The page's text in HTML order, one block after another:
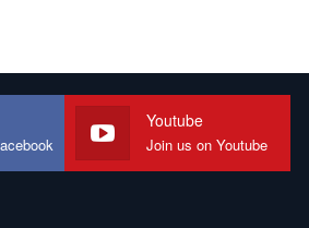
Youtube
Join us on Youtube